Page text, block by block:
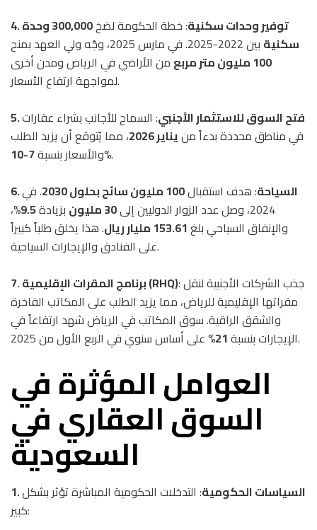
4. توفير وحدات سكنية: خطة الحكومة لضخ
300,000 وحدة
سكنية بين 2022-2025. في مارس 2025، وجّه ولي العهد بمنح
100 مليون متر مربع
من الأراضي في الرياض ومدن أخرى
لمواجهة ارتفاع الأسعار.
5. فتح السوق للاستثمار الأجنبي: السماح للأجانب بشراء عقارات
في مناطق محددة بدءاً منيناير 2026
، مما يُتوقع أن يزيد الطلب
والأسعار بنسبة7-10%.
6. السياحة: هدف استقبال100 مليون سائح بحلول 2030
. في
2024، وصل عدد الزوار الدوليين إلى
30 مليون بزيادة9.5% ،
والإنفاق السياحي بلغ153.61 مليار ريال
. هذا يخلق طلباً كبيراً
على الفنادق والإيجارات السياحية.
7. برنامج المقرات الإقليمية (RHQ): جذب الشركات الأجنبية لنقل
مقراتها الإقليمية للرياض، مما يزيد الطلب على المكاتب الفاخرة
والشقق الراقية. سوق المكاتب في الرياض شهد ارتفاعاً في
الإيجارات بنسبة21% على أساس سنوي في الربع الأول من 2025.
العوامل المؤثرة في
السوق العقاري في
السعودية
1. السياسات الحكومية: التدخلات الحكومية المباشرة تؤثر بشكل
كبير: